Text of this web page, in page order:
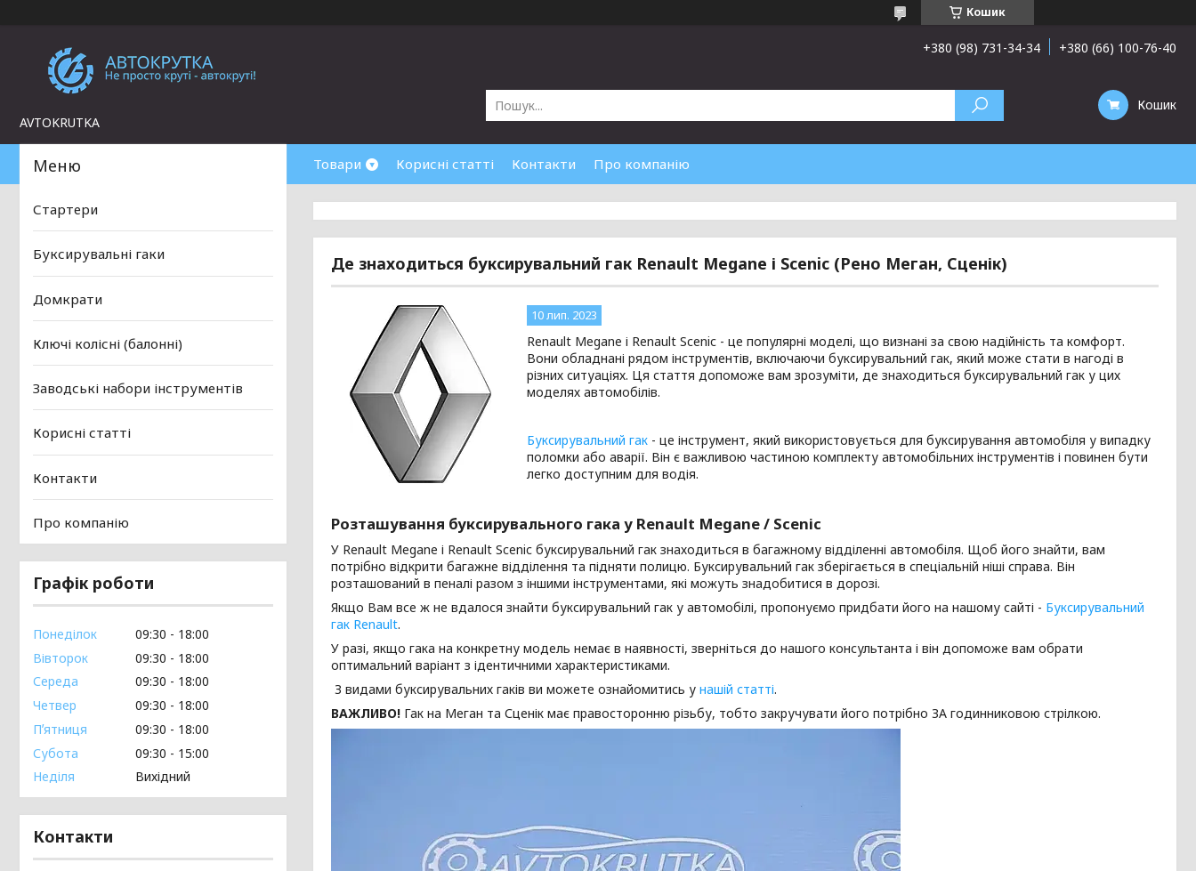
Кошик
AVTOKRUTKA
+380 (98) 731-34-34 +380 (66) 100-76-40
Кошик
Товари Корисні статті Контакти Про компанію
Де знаходиться буксирувальний гак Renault Megane і Scenic (Рено Меган, Сценік)
10 лип. 2023
Renault Megane і Renault Scenic - це популярні моделі, що визнані за свою надійність та комфорт.
Вони обладнані рядом інструментів, включаючи буксирувальний гак, який може стати в нагоді в
різних ситуаціях. Ця стаття допоможе вам зрозуміти, де знаходиться буксирувальний гак у цих
моделях автомобілів.
Буксирувальний гак - це інструмент, який використовується для буксирування автомобіля у випадку
поломки або аварії. Він є важливою частиною комплекту автомобільних інструментів і повинен бути
легко доступним для водія.
Розташування буксирувального гака у Renault Megane / Scenic
У Renault Megane і Renault Scenic буксирувальний гак знаходиться в багажному відділенні автомобіля. Щоб його знайти, вам
потрібно відкрити багажне відділення та підняти полицю. Буксирувальний гак зберігається в спеціальній ніші справа. Він
розташований в пеналі разом з іншими інструментами, які можуть знадобитися в дорозі.
Якщо Вам все ж не вдалося знайти буксирувальний гак у автомобілі, пропонуємо придбати його на нашому сайті - Буксирувальний
гак Renault.
У разі, якщо гака на конкретну модель немає в наявності, зверніться до нашого консультанта і він допоможе вам обрати
оптимальний варіант з ідентичними характеристиками.
З видами буксирувальних гаків ви можете ознайомитись у нашій статті.
ВАЖЛИВО! Гак на Меган та Сценік має правосторонню різьбу, тобто закручувати його потрібно ЗА годинниковою стрілкою.
Стартери
Буксирувальні гаки
Домкрати
Ключі колісні (балонні)
Заводські набори інструментів
Корисні статті
Контакти
Про компанію
Графік роботи
Понеділок 09:30
18:00
Вівторок
09:30
18:00
Середа
09:30
18:00
Четвер
09:30
18:00
Пʼятниця
09:30
18:00
Субота
09:30
15:00
Неділя
Вихідний
Контакти